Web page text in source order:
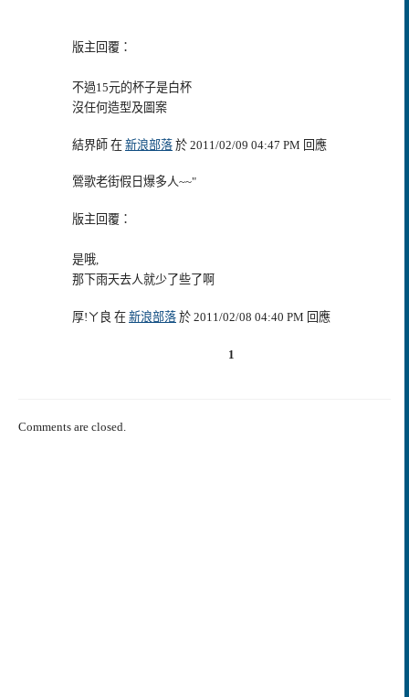
版主回覆：
不過15元的杯子是白杯
沒任何造型及圖案
結界師 在 新浪部落 於 2011/02/09 04:47 PM 回應
鶯歌老街假日爆多人~~"
版主回覆：
是哦,
那下雨天去人就少了些了啊
厚!ㄚ良 在 新浪部落 於 2011/02/08 04:40 PM 回應
1
Comments are closed.